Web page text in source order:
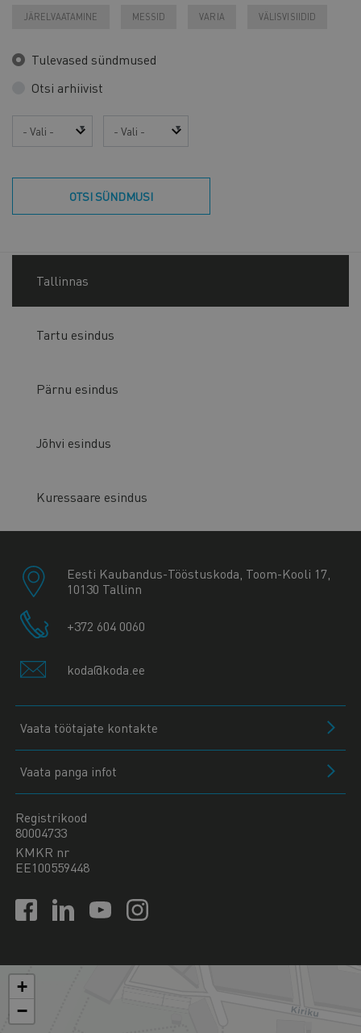
JÄRELVAATAMINE MESSID VARIA VÄLISVISIIDID
Tulevased sündmused
Otsi arhiivist
Aasta Kuu
OTSI SÜNDMUSI
Tallinnas
Tartu esindus
Pärnu esindus
Jõhvi esindus
Kuressaare esindus
Eesti Kaubandus-Tööstuskoda, Toom-Kooli 17,
10130 Tallinn
+372 604 0060
koda@koda.ee
Vaata töötajate kontakte
Vaata panga infot
Registrikood
80004733
KMKR nr
EE100559448
+
−